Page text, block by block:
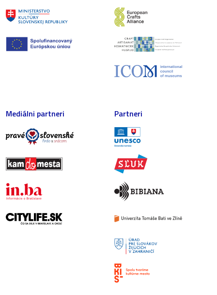
Mediálni partneri Partneri